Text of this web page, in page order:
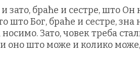
зато, браће и сестре, што
што Бог, браће и сестре,
Зато, човек треба
оно што може и колико